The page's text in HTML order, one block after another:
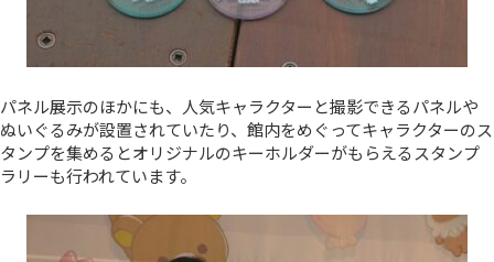
パネル展示のほかにも、人気キャラクターと撮影できるパネルや
ぬいぐるみが設置されていたり、館内をめぐってキャラクターのス
タンプを集めるとオリジナルのキーホルダーがもらえるスタンプ
ラリーも行われています。